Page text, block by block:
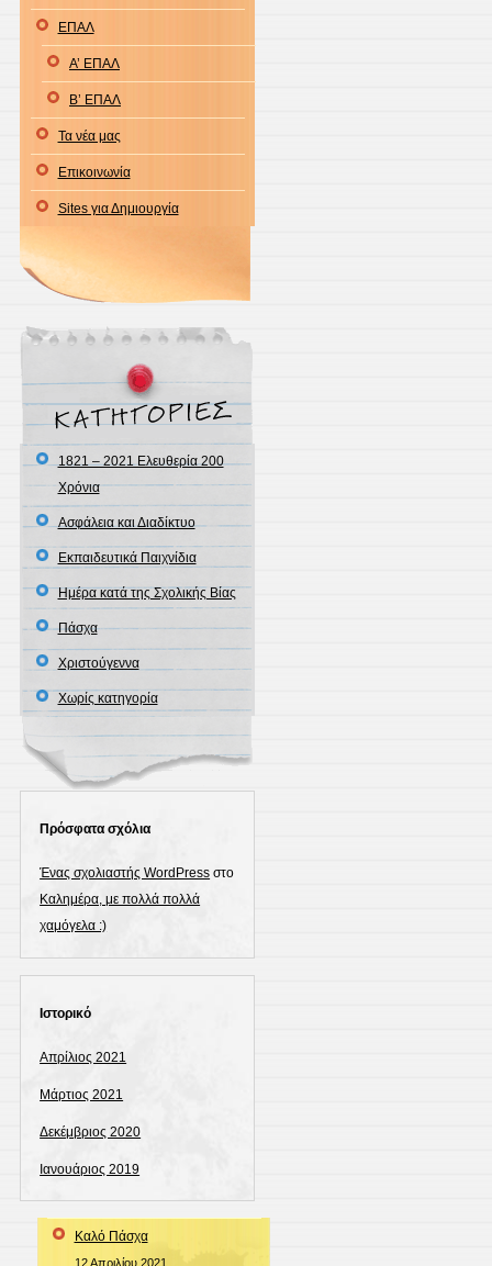
ΕΠΑΛ
Α’ ΕΠΑΛ
Β’ ΕΠΑΛ
Τα νέα μας
Επικοινωνία
Sites για Δημιουργία
1821 – 2021 Ελευθερία 200
Χρόνια
Ασφάλεια και Διαδίκτυο
Εκπαιδευτικά Παιχνίδια
Ημέρα κατά της Σχολικής Βίας
Πάσχα
Χριστούγεννα
Χωρίς κατηγορία
Πρόσφατα σχόλια
Ένας σχολιαστής WordPress στο
Καλημέρα, με πολλά πολλά
χαμόγελα :)
Ιστορικό
Απρίλιος 2021
Μάρτιος 2021
Δεκέμβριος 2020
Ιανουάριος 2019
Καλό Πάσχα
12 Απριλίου 2021